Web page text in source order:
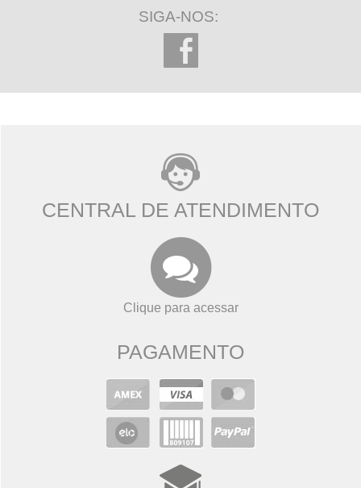
SIGA-NOS:
CENTRAL DE ATENDIMENTO
Clique para acessar
PAGAMENTO